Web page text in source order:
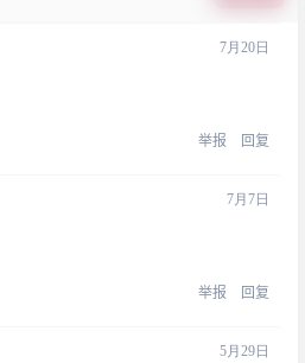
7月20日
举报 回复
7月7日
举报 回复
5月29日